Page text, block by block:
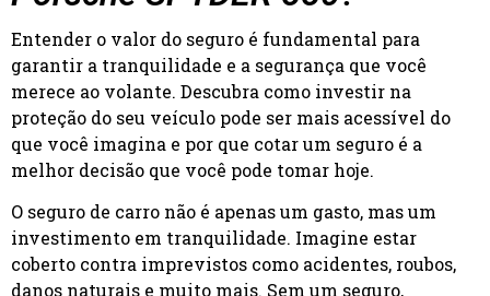
Entender o valor do seguro é fundamental para
garantir a tranquilidade e a segurança que você
merece ao volante. Descubra como investir na
proteção do seu veículo pode ser mais acessível do
que você imagina e por que cotar um seguro é a
melhor decisão que você pode tomar hoje.
O seguro de carro não é apenas um gasto, mas um
investimento em tranquilidade. Imagine estar
coberto contra imprevistos como acidentes, roubos,
danos naturais e muito mais. Sem um seguro,